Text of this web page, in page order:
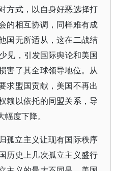
方式，以自身好恶选择打
的相互协调，同样难有成
国无所适从，这在二战结
见，引发国际舆论和美国
害了其全球领导地位。从
求盟国贡献，美国不再出
赖以依托的同盟关系，导
度下降。
孤立主义让现有国际秩序
历史上几次孤立主义盛行